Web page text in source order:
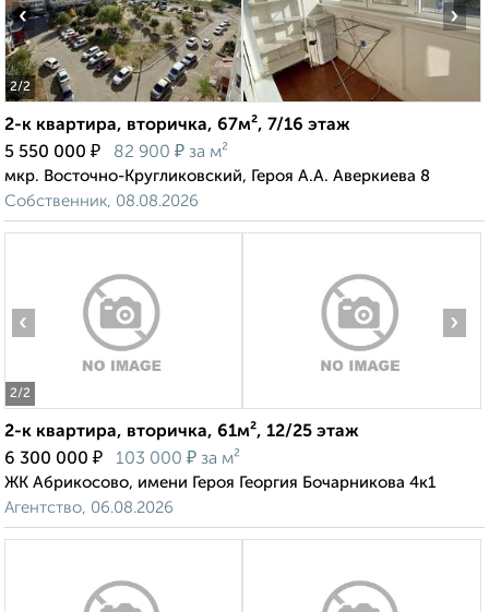
2/2
‹ ›
2-к квартира, вторичка, 67м², 7/16 этаж
5 550 000 ₽ 82 900 ₽ за м²
мкр. Восточно-Кругликовский, Героя А.А. Аверкиева 8
Собственник, 08.08.2026
2/2
‹ ›
2-к квартира, вторичка, 61м², 12/25 этаж
6 300 000 ₽ 103 000 ₽ за м²
ЖК Абрикосово, имени Героя Георгия Бочарникова 4к1
Агентство, 06.08.2026